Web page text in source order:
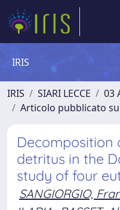
IRIS
IRIS SIARI LECCE
03
Articolo pubblicato su
Decomposition
detritus in the
study of four
SANGIORGIO,